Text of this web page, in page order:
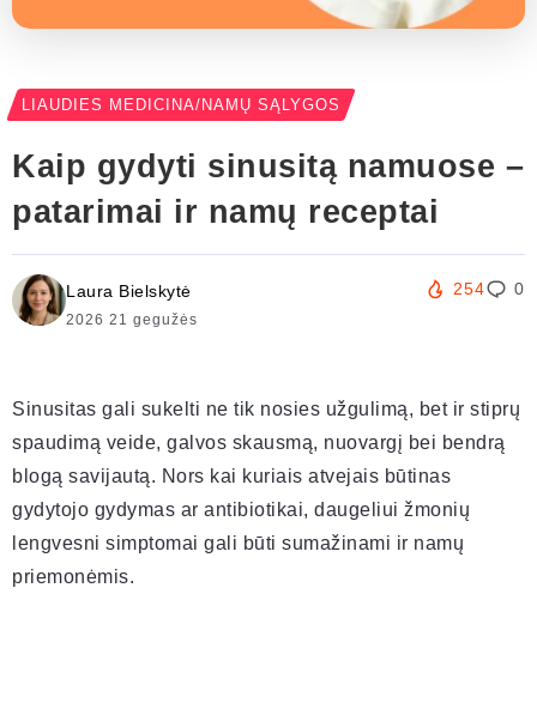
LIAUDIES MEDICINA/NAMŲ SĄLYGOS
Kaip gydyti sinusitą namuose –
patarimai ir namų receptai
Laura Bielskytė
2026 21 gegužės
254 0
Sinusitas gali sukelti ne tik nosies užgulimą, bet ir stiprų
spaudimą veide, galvos skausmą, nuovargį bei bendrą
blogą savijautą. Nors kai kuriais atvejais būtinas
gydytojo gydymas ar antibiotikai, daugeliui žmonių
lengvesni simptomai gali būti sumažinami ir namų
priemonėmis.